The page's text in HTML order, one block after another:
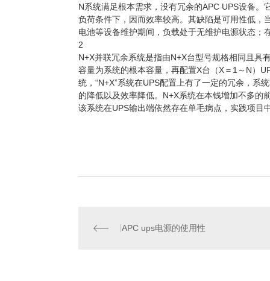
N系统满足根本需求，没有冗余的APC UPS设备。
负荷条件下，因而效率较高。其缺陷是可用性低，
电池等设备维护期间，负载处于无维护电源状态；
2
N+X并联冗余系统是指由N+X台型号规格相同且具
容量为系统的根本容量，再配置X台（X＝1～N）
统，“N+X”系统在UPS配置上有了一定的冗余，系
的降低以及效率降低。N+X系统在本钱增加不多的
该系统在UPS输出端依然存在单毛病点，实践项
APC ups电源的使用性